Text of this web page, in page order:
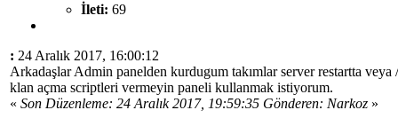
İleti: 69
: 24 Aralık 2017, 16:00:12
Arkadaşlar Admin panelden kurdugum takımlar server restartta
klan açma scriptleri vermeyin paneli kullanmak istiyorum.
« Son Düzenleme: 24 Aralık 2017, 19:59:35 Gönderen: Narkoz »